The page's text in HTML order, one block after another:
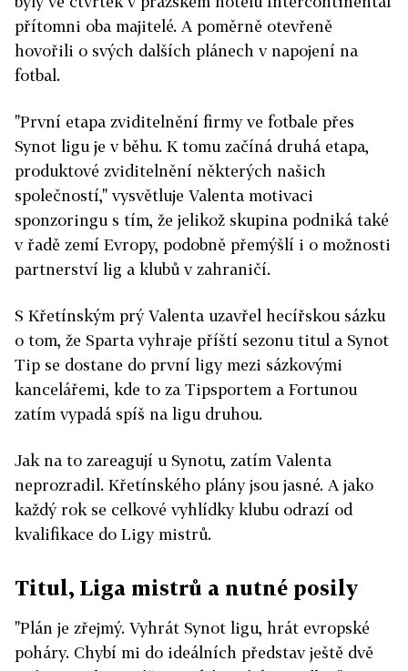
přítomni oba majitelé. A poměrně otevřeně
hovořili o svých dalších plánech v napojení na
fotbal.
"První etapa zviditelnění firmy ve fotbale přes
Synot ligu je v běhu. K tomu začíná druhá etapa,
produktové zviditelnění některých našich
společností," vysvětluje Valenta motivaci
sponzoringu s tím, že jelikož skupina podniká také
v řadě zemí Evropy, podobně přemýšlí i o možnosti
partnerství lig a klubů v zahraničí.
S Křetínským prý Valenta uzavřel hecířskou sázku
o tom, že Sparta vyhraje příští sezonu titul a Synot
Tip se dostane do první ligy mezi sázkovými
kancelářemi, kde to za Tipsportem a Fortunou
zatím vypadá spíš na ligu druhou.
Jak na to zareagují u Synotu, zatím Valenta
neprozradil. Křetínského plány jsou jasné. A jako
každý rok se celkové vyhlídky klubu odrazí od
kvalifikace do Ligy mistrů.
Titul, Liga mistrů a nutné posily
"Plán je zřejmý. Vyhrát Synot ligu, hrát evropské
poháry. Chybí mi do ideálních představ ještě dvě